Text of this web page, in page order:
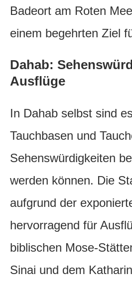
Badeort am Roten
einem begehrten Ziel
Dahab:
Ausflüge
In Dahab selbst sind
Tauchbasen und
Sehenswürdigkeiten
werden können. Die
aufgrund der
hervorragend für
biblischen Mose-
Sinai und dem